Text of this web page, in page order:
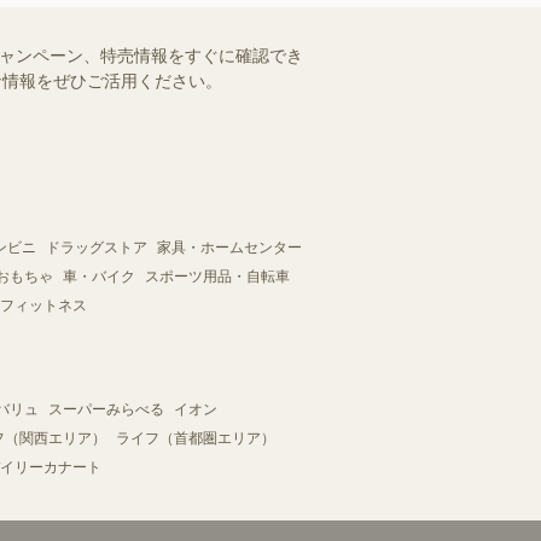
ンペーン、特売情報をすぐに確認でき
報をぜひご活用ください。
ビニ ドラッグストア
家具・ホームセンター
もちゃ 車・バイク
スポーツ用品・自転車
ィットネス
リュ スーパーみらべる
イオン
関西エリア）
ライフ（首都圏エリア）
リーカナート